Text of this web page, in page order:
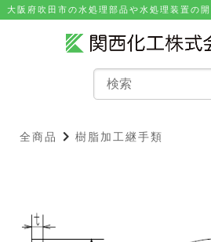
⼤阪府吹⽥市の⽔処理部品や⽔処理装置の
全商品 樹脂加工継手類